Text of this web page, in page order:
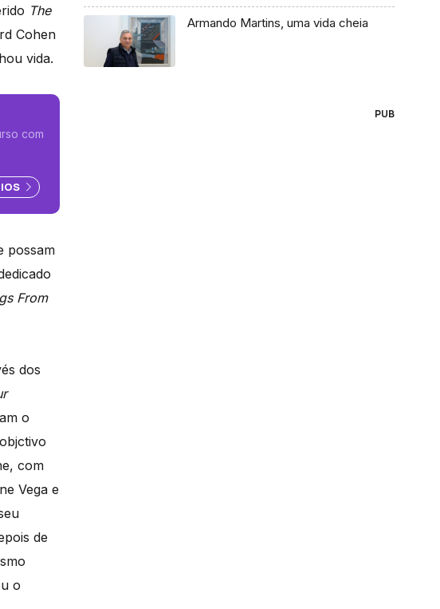
The
Cohen
vida.
com
possam
From
dos
o
com
Vega e
de
o
Armando Martins, uma vida cheia
PUB